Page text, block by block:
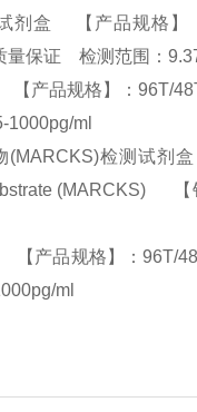
剂盒 【产品规格】
量保证 检测范围：
产品规格】：96T/
1000pg/ml
检测试
(MARCKS)
产品规格】：96T/
ml